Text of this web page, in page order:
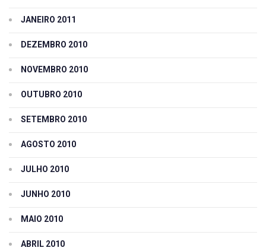
JANEIRO 2011
DEZEMBRO 2010
NOVEMBRO 2010
OUTUBRO 2010
SETEMBRO 2010
AGOSTO 2010
JULHO 2010
JUNHO 2010
MAIO 2010
ABRIL 2010